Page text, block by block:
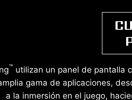
™ utilizan un panel de pantalla
gama de aplicaciones,
a la inmersión en el juego,